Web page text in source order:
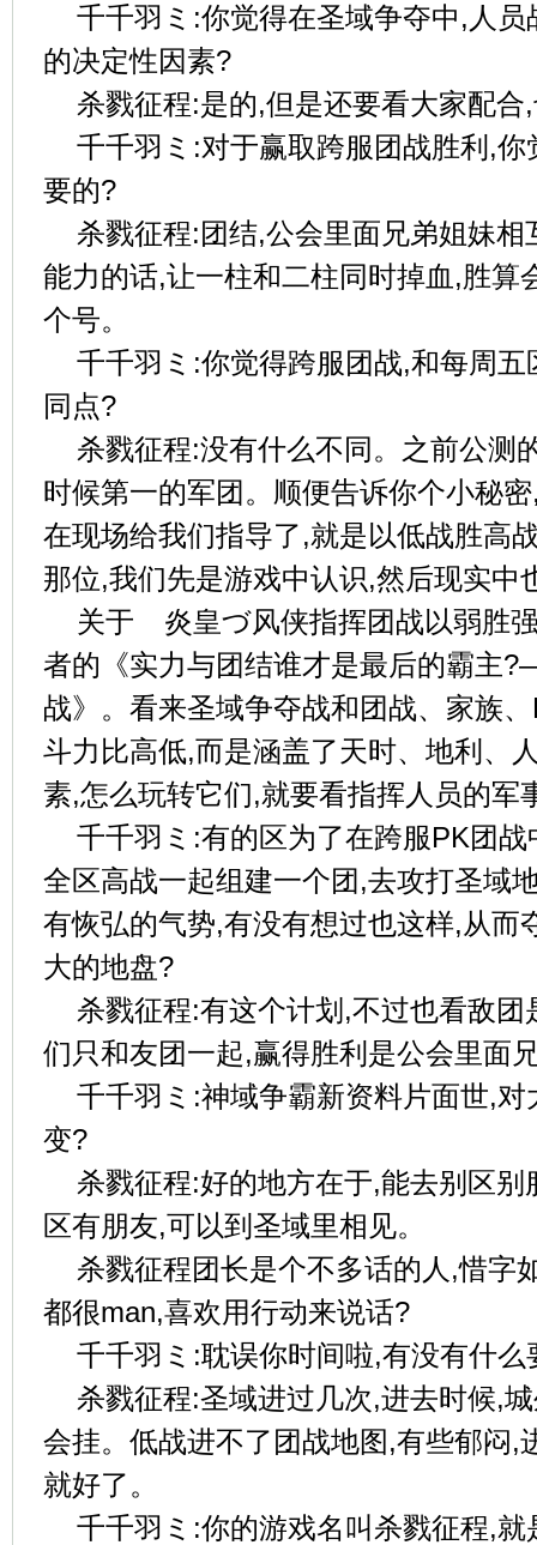
千千羽ミ:你觉得在圣域争夺中,人
的决定性因素?
杀戮征程:是的,但是还要看大家配合
千千羽ミ:对于赢取跨服团战胜利,
要的?
杀戮征程:团结,公会里面兄弟姐妹
能力的话,让一柱和二柱同时掉血,胜算
个号。
千千羽ミ:你觉得跨服团战,和每周
同点?
杀戮征程:没有什么不同。之前公测
时候第一的军团。顺便告诉你个小秘
在现场给我们指导了,就是以低战胜高
那位,我们先是游戏中认识,然后现实中
关于ゞ炎皇づ风侠指挥团战以弱胜
者的《实力与团结谁才是最后的霸主
战》。看来圣域争夺战和团战、家族
斗力比高低,而是涵盖了天时、地利、
素,怎么玩转它们,就要看指挥人员的军
千千羽ミ:有的区为了在跨服PK团
全区高战一起组建一个团,去攻打圣域
有恢弘的气势,有没有想过也这样,从而
大的地盘?
杀戮征程:有这个计划,不过也看敌
们只和友团一起,赢得胜利是公会里面
千千羽ミ:神域争霸新资料片面世,
变?
杀戮征程:好的地方在于,能去别区
区有朋友,可以到圣域里相见。
杀戮征程团长是个不多话的人,惜字
都很man,喜欢用行动来说话?
千千羽ミ:耽误你时间啦,有没有什么
杀戮征程:圣域进过几次,进去时候,
会挂。低战进不了团战地图,有些郁闷,
就好了。
千千羽ミ:你的游戏名叫杀戮征程,